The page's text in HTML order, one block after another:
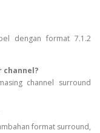
dengan format 7.1.2
channel?
channel surround
format surround,